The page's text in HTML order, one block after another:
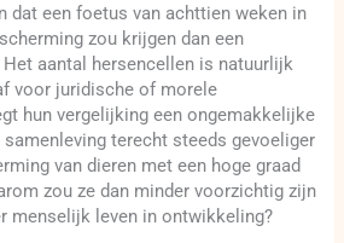
dat een foetus van achttien weken in
zou krijgen dan een
aantal hersencellen is natuurlijk
voor juridische of morele
hun vergelijking een ongemakkelijke
terecht steeds gevoeliger
van dieren met een hoge graad
zou ze dan minder voorzichtig zijn
menselijk leven in ontwikkeling?